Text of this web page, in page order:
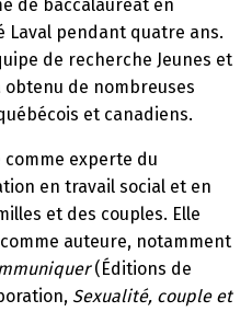
de baccalauréat en
Laval pendant quatre ans.
de recherche Jeunes et
de nombreuses
et canadiens.
experte du
en travail social et en
et des couples. Elle
auteure, notamment
(Éditions de
Sexualité, couple et